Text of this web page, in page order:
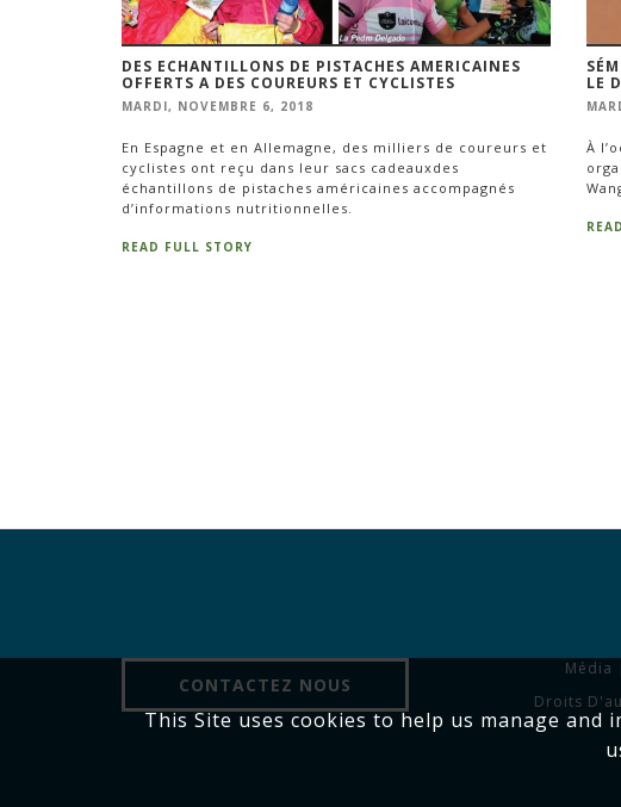
DES ECHANTILLONS DE PISTACHES AMERICAINES
OFFERTS A DES COUREURS ET CYCLISTES
MARDI, NOVEMBRE 6, 2018
En Espagne et en Allemagne, des milliers de coureurs et
cyclistes ont reçu dans leur sacs cadeauxdes
échantillons de pistaches américaines accompagnés
d’informations nutritionnelles.
READ FULL STORY
LE
À
CONTACTEZ NOUS
Média
Droits
This Site uses cookies to help us manage